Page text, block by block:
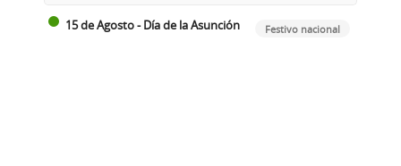
15 de Agosto - Día de la Asunción Festivo nacional